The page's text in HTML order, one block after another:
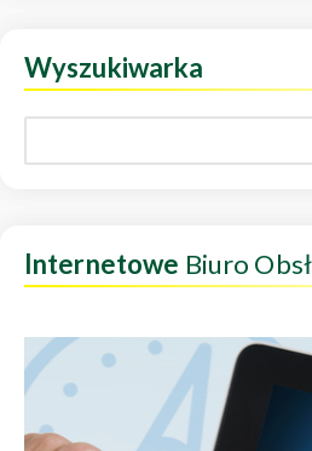
Wyszukiwarka
Internetowe Biuro